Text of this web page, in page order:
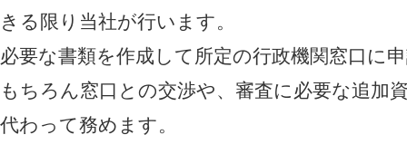
きる限り当社が行います。
必要な書類を作成して所定の行政機関窓口に
もちろん窓口との交渉や、審査に必要な追加
代わって務めます。